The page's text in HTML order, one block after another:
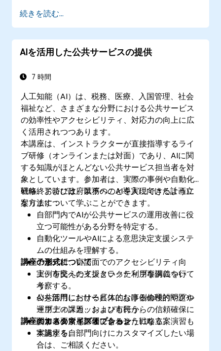
続きを読む...
AIを活用した公共サービスの提供
7 時間
人工知能（AI）は、税務、医療、入国管理、社会
福祉など、さまざまな分野における公共サービス
の効率性やアクセシビリティ、対応力の向上に広
く活用されつつあります。
本講座は、インストラクターが直接指導するライ
ブ研修（オンラインまたは対面）であり、AIに関
する知識がほとんどない公共サービス担当者を対
象としています。参加者は、実際の事例や自動化
戦略、および政府業務へのAI導入に向けた計画立
案方法について学ぶことができます。
研修終了時には、以下のことを実現できるように
なります：
自部門内でAIが公共サービスの運用改善に役
立つ可能性がある分野を特定する。
自動化ツールやAIによる意思決定支援システ
ムの仕組みを理解する。
予測分析、言語面でのアクセシビリティ向
上、市民への支援といった利用事例について
考察する。
AIを活用したサービスにおける倫理的問題や
運用上の課題、および市民からの信頼確保に
関する要素を評価できるようになる。
講座の形式について
実例を交えたインタラクティブな講義を行
う。
公共部門における具体的な事例の検討やグル
ープディスカッションも行う。
参加者の所属部署に合わせた戦略立案演習も
実施する。
講座のカスタマイズオプション
本講座を自部門向けにカスタマイズしたい場
合は、ご相談ください。